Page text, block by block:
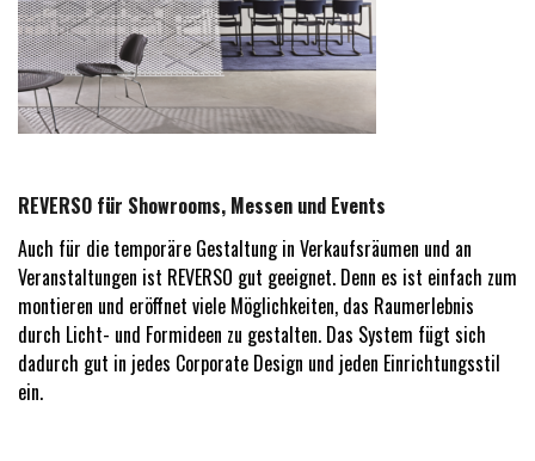
REVERSO für Showrooms, Messen und Events
Auch für die temporäre Gestaltung in Verkaufsräumen und an
Veranstaltungen ist REVERSO gut geeignet. Denn es ist einfach zum
montieren und eröffnet viele Möglichkeiten, das Raumerlebnis
durch Licht- und Formideen zu gestalten. Das System fügt sich
dadurch gut in jedes Corporate Design und jeden Einrichtungsstil
ein.